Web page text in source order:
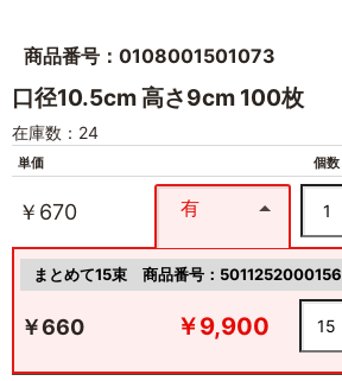
商品番号：0108001501073
口径10.5cm 高さ9cm 100枚
在庫数：24
単価 個数
￥670 有
まとめて15束 商品番号：5011252000156
￥660 ￥9,900